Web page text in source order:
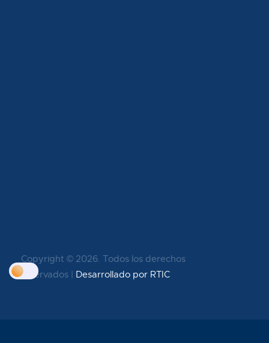
Copyright © 2026. Todos los derechos
reservados | Desarrollado por RTIC